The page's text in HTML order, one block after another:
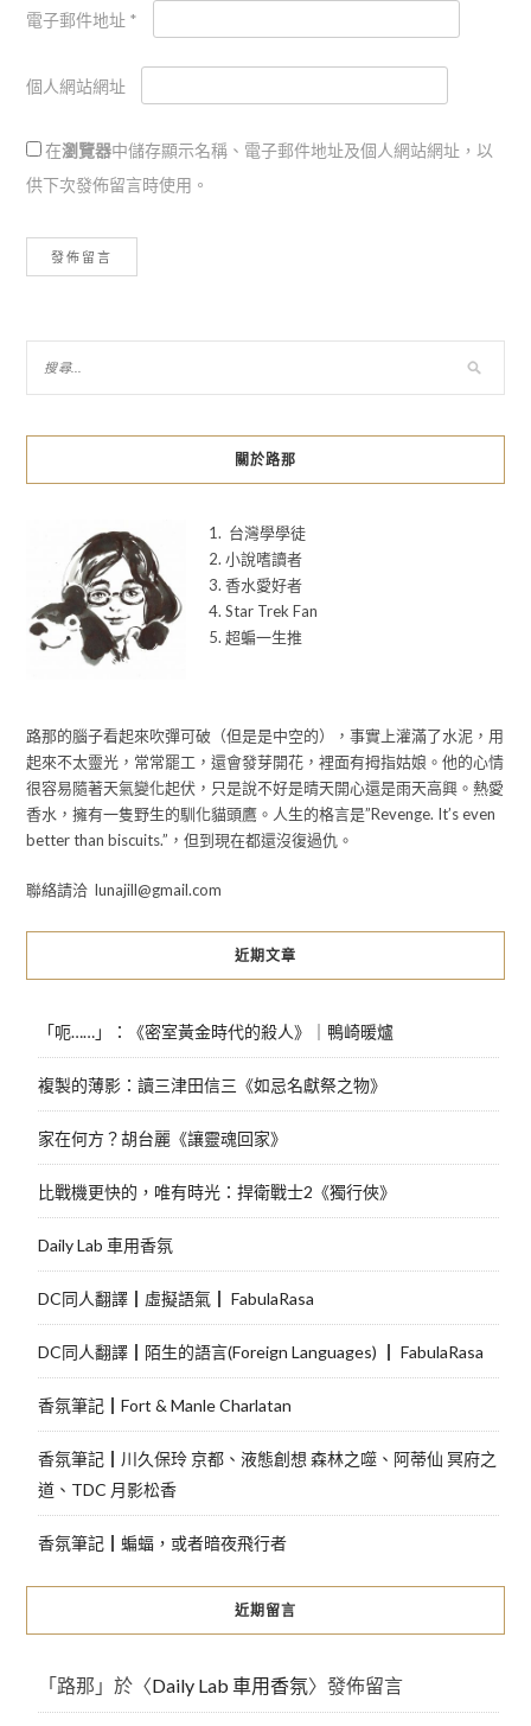
電子郵件地址 *
個人網站網址
在瀏覽器中儲存顯示名稱、電子郵件地址及個人網站網址，以
供下次發佈留言時使用。
關於路那
1. 台灣學學徒
2. 小說嗜讀者
3. 香水愛好者
4. Star Trek Fan
5. 超蝙一生推
路那的腦子看起來吹彈可破（但是是中空的），事實上灌滿了水泥，用
起來不太靈光，常常罷工，還會發芽開花，裡面有拇指姑娘。他的心情
很容易隨著天氣變化起伏，只是說不好是晴天開心還是雨天高興。熱愛
香水，擁有一隻野生的馴化貓頭鷹。人生的格言是”Revenge. It’s even
better than biscuits.”，但到現在都還沒復過仇。
聯絡請洽 lunajill@gmail.com
近期文章
「呃……」：《密室黃金時代的殺人》｜鴨崎暖爐
複製的薄影：讀三津田信三《如忌名獻祭之物》
家在何方？胡台麗《讓靈魂回家》
比戰機更快的，唯有時光：捍衛戰士2《獨行俠》
Daily Lab 車用香氛
DC同人翻譯┃虛擬語氣┃ FabulaRasa
DC同人翻譯┃陌生的語言(Foreign Languages) ┃ FabulaRasa
香氛筆記┃Fort & Manle Charlatan
香氛筆記┃川久保玲 京都、液態創想 森林之噬、阿蒂仙 冥府之
道、TDC 月影松香
香氛筆記┃蝙蝠，或者暗夜飛行者
近期留言
「路那 」於〈Daily Lab 車用香氛〉發佈留言